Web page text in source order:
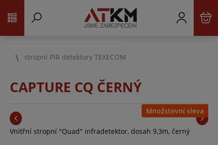
stropní PIR detektory TEXECOM
CAPTURE CQ ČERNÝ
Vnitřní stropní "Quad" infradetektor, dosah 9,3m, černý
Množstevní sleva